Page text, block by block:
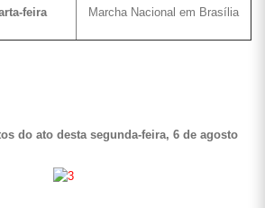
feira Marcha Nacional em Brasília
do ato desta segunda-feira, 6 de agosto